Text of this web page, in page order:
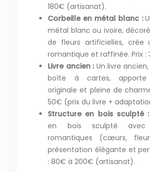
180€ (artisanat).
Corbeille en métal blanc :
métal blanc ou ivoire,
de fleurs artificielles, crée
romantique et raffinée. Prix
Livre ancien : Un livre
boîte à cartes,
originale et pleine de
50€ (prix du livre +
Structure en bois sculpté :
en bois sculpté avec
romantiques (cœurs,
présentation élégante et
: 80€ à 200€ (artisanat).